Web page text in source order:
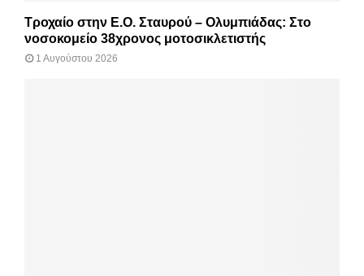
Τροχαίο στην Ε.Ο. Σταυρού – Ολυμπιάδας: Στο
νοσοκομείο 38χρονος μοτοσικλετιστής
1 Αυγούστου 2026